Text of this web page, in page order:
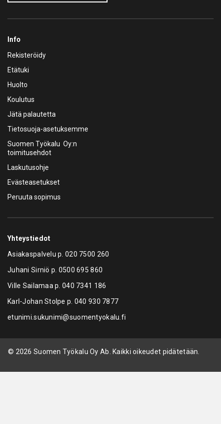
Info
Rekisteröidy
Etätuki
Huolto
Koulutus
Jätä palautetta
Tietosuoja-asetuksemme
Suomen Työkalu Oy:n
toimitusehdot
Laskutusohje
Evästeasetukset
Peruuta sopimus
Yhteystiedot
Asiakaspalvelu p.020 7500 260
Juhani Sirniö p. 0500 695 860
Ville Sailamaa p.040 7341 186
Karl-Johan Stolpe p. 040 930 7877
etunimi.sukunimi@suomentyokalu.fi
© 2026 Suomen Työkalu Oy Ab. Kaikki oikeudet pidätetään.